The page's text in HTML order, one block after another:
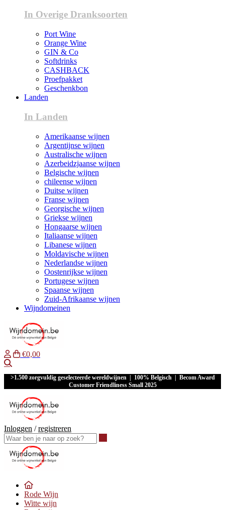
In Overige Dranksoorten
Port Wine
Orange Wine
GIN & Co
Softdrinks
CASHBACK
Proefpakket
Geschenkbon
Landen
In Landen
Amerikaanse wijnen
Argentijnse wijnen
Australische wijnen
Azerbeidzjaanse wijnen
Belgische wijnen
chileense wijnen
Duitse wijnen
Franse wijnen
Georgische wijnen
Griekse wijnen
Hongaarse wijnen
Italiaanse wijnen
Libanese wijnen
Moldavische wijnen
Nederlandse wijnen
Oostenrijkse wijnen
Portugese wijnen
Spaanse wijnen
Zuid-Afrikaanse wijnen
Wijndomeinen
€0,00
>1.500 zorgvuldig geselecteerde wereldwijnen | 100% Belgisch | Becom Award
Customer Friendliness Small 2025
Inloggen /registreren
Rode Wijn
Witte wijn